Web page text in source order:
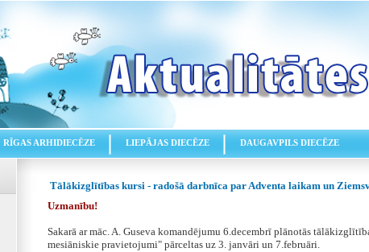
RĪGAS ARHIDIECĒZE LIEPĀJAS DIECĒZE DAUGAVPILS DIECĒZE
Tālākizglītības kursi - radošā darbnīca par Adventa laikam un
Uzmanību!
Sakarā ar māc. A. Guseva komandējumu 6.decembrī plānotās
mesiāniskie pravietojumi" pārceltas uz 3. janvāri un 7.februāri.